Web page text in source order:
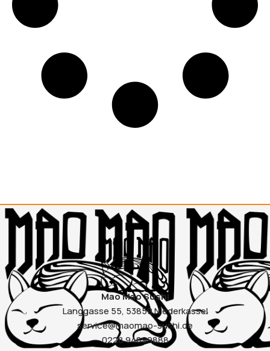
Mao Mao Sushi
Langgasse 55, 53859 Niederkassel
service@maomao-sushi.de
0228 94899888